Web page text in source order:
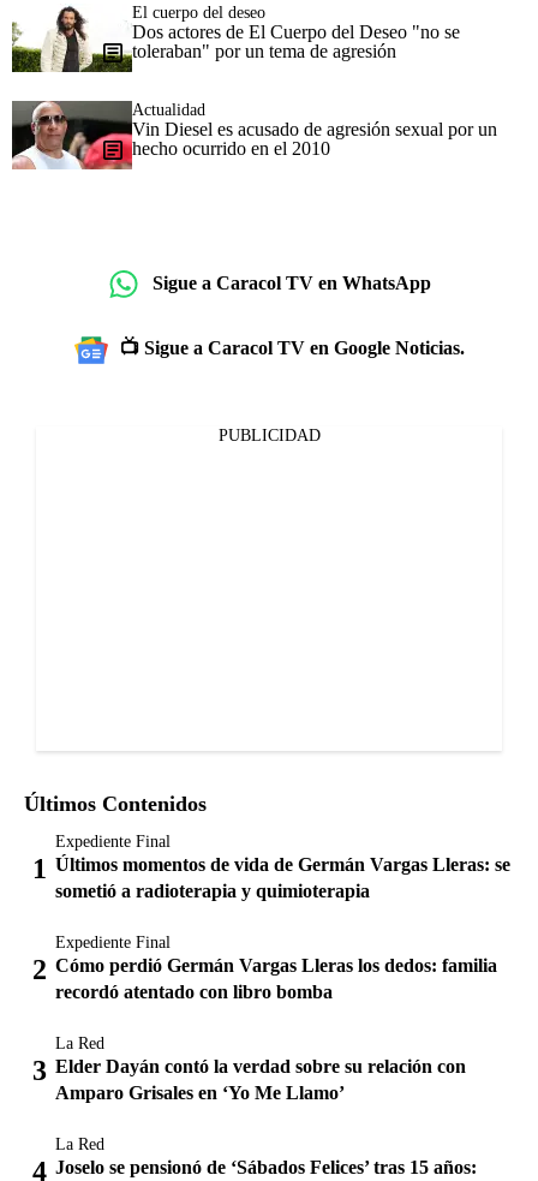
El cuerpo del deseo
Dos actores de El Cuerpo del Deseo "no se
toleraban" por un tema de agresión
Actualidad
Vin Diesel es acusado de agresión sexual por un
hecho ocurrido en el 2010
Sigue a Caracol TV en WhatsApp
📺 Sigue a Caracol TV en Google Noticias.
PUBLICIDAD
Últimos Contenidos
Expediente Final
Últimos momentos de vida de Germán Vargas Lleras: se
sometió a radioterapia y quimioterapia
Expediente Final
Cómo perdió Germán Vargas Lleras los dedos: familia
recordó atentado con libro bomba
La Red
Elder Dayán contó la verdad sobre su relación con
Amparo Grisales en ‘Yo Me Llamo’
La Red
Joselo se pensionó de ‘Sábados Felices’ tras 15 años: